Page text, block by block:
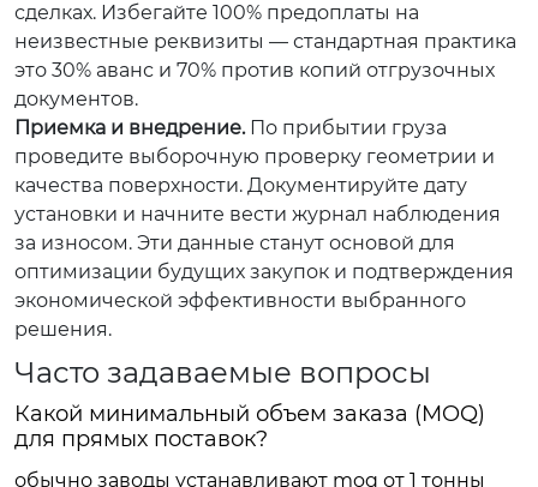
сделках. Избегайте 100% предоплаты на
неизвестные реквизиты — стандартная практика
это 30% аванс и 70% против копий отгрузочных
документов.
Приемка и внедрение.По прибытии груза
проведите выборочную проверку геометрии и
качества поверхности. Документируйте дату
установки и начните вести журнал наблюдения
за износом. Эти данные станут основой для
оптимизации будущих закупок и подтверждения
экономической эффективности выбранного
решения.
Часто задаваемые вопросы
Какой минимальный объем заказа (MOQ)
для прямых поставок?
обычно заводы устанавливают moq от 1 тонны